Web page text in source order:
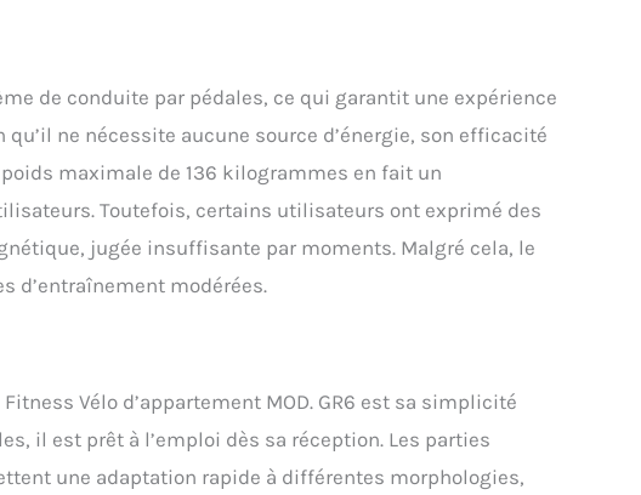
de conduite par pédales, ce qui garantit une expérience
ne nécessite aucune source d’énergie, son efficacité
maximale de 136 kilogrammes en fait un
Toutefois, certains utilisateurs ont exprimé des
jugée insuffisante par moments. Malgré cela, le
d’entraînement modérées.
Vélo d’appartement MOD. GR6 est sa simplicité
il est prêt à l’emploi dès sa réception. Les parties
une adaptation rapide à différentes morphologies,